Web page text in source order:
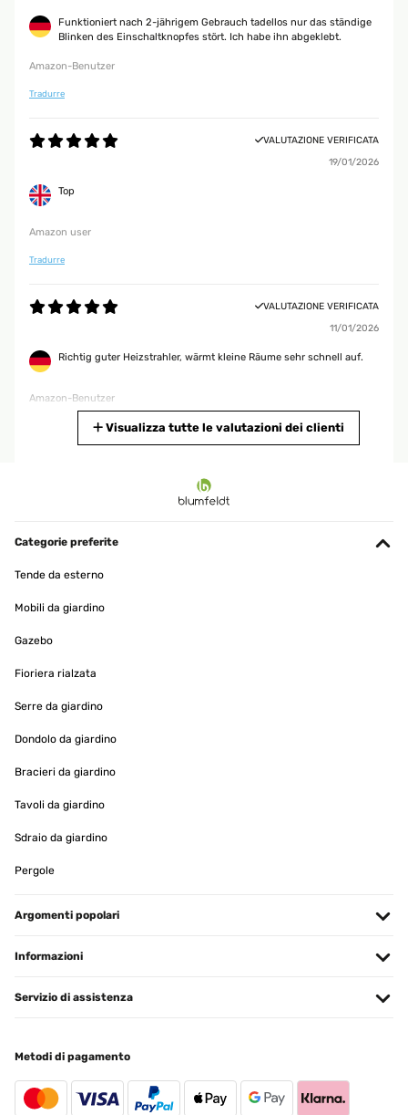
Funktioniert nach 2-jährigem Gebrauch tadellos nur das ständige
Blinken des Einschaltknopfes stört. Ich habe ihn abgeklebt.
Amazon-Benutzer
Tradurre
VALUTAZIONE VERIFICATA
19/01/2026
Top
Amazon user
Tradurre
VALUTAZIONE VERIFICATA
11/01/2026
Richtig guter Heizstrahler, wärmt kleine Räume sehr schnell auf.
Amazon-Benutzer
soddisfasse le esigenze di caldo per tutta la famiglia e con questo
fantastico, in breve tempo riscalda l'ambiente con una temperatura
gradevole; il venditore è stato molto attendo ad avvisarmi nei tempi
consegna. La consiglio fortemente per chi cerca come me una
01/12/2025
29/11/2025
Ottima stufetta, riscalda velocemente, validissima alternativa ai
Visualizza tutte le valutazioni dei clienti
Categorie preferite
Tende da esterno
Mobili da giardino
Gazebo
Fioriera rialzata
Serre da giardino
Dondolo da giardino
Bracieri da giardino
Tavoli da giardino
Sdraio da giardino
Pergole
Argomenti popolari
Informazioni
Servizio di assistenza
Metodi di pagamento